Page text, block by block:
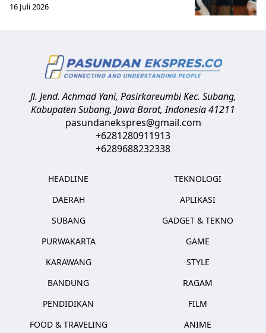
16 Juli 2026
Jl. Jend. Achmad Yani, Pasirkareumbi Kec. Subang,
Kabupaten Subang, Jawa Barat,Indonesia41211
pasundanekspres@gmail.com
+6281280911913
+6289688232338
HEADLINE
DAERAH
SUBANG
PURWAKARTA
KARAWANG
BANDUNG
PENDIDIKAN
FOOD & TRAVELING
TEKNOLOGI
APLIKASI
GADGET & TEKNO
GAME
STYLE
RAGAM
FILM
ANIME